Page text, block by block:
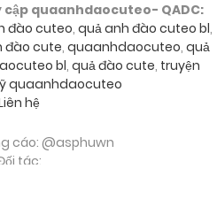
quaanhdaocuteo- QADC:
đào cuteo, quả anh đào cuteo bl,
đào cute, quaanhdaocuteo, quả
bl, quả đào cute, truyện
quaanhdaocuteo
hệ
cáo: @asphuwn
tác: